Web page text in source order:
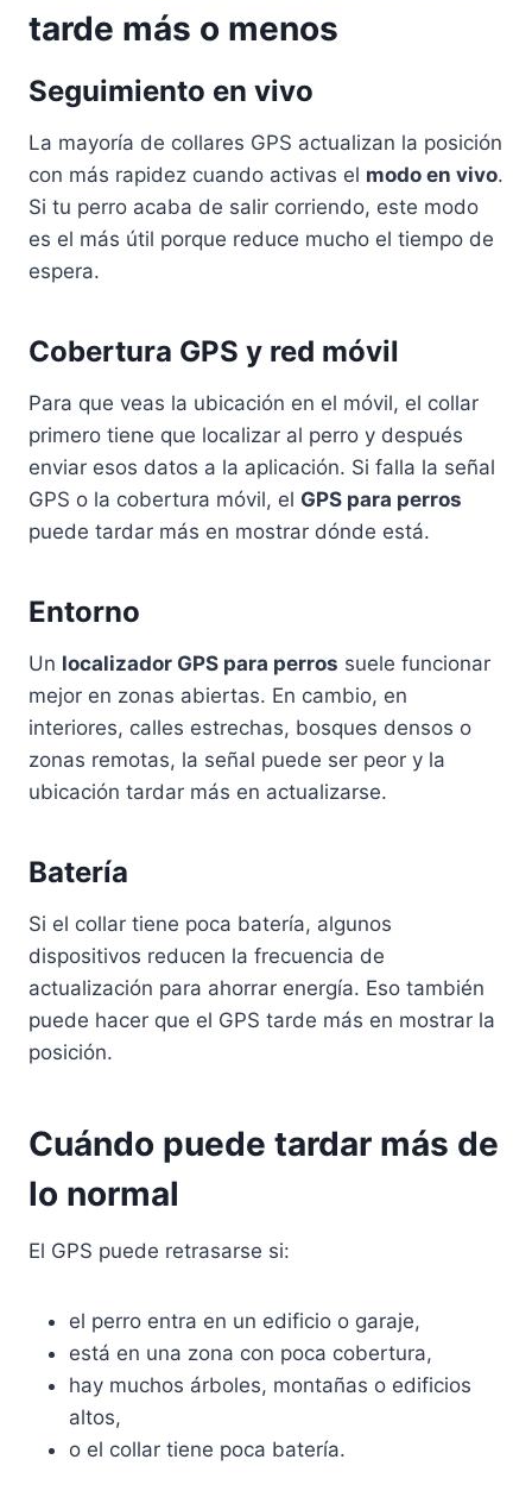
tarde más o menos
Seguimiento en vivo
La mayoría de collares GPS actualizan la posición
con más rapidez cuando activas el modo en vivo.
Si tu perro acaba de salir corriendo, este modo
es el más útil porque reduce mucho el tiempo de
espera.
Cobertura GPS y red móvil
Para que veas la ubicación en el móvil, el collar
primero tiene que localizar al perro y después
enviar esos datos a la aplicación. Si falla la señal
GPS o la cobertura móvil, el GPS para perros
puede tardar más en mostrar dónde está.
Entorno
Un localizador GPS para perros suele funcionar
mejor en zonas abiertas. En cambio, en
interiores, calles estrechas, bosques densos o
zonas remotas, la señal puede ser peor y la
ubicación tardar más en actualizarse.
Batería
Si el collar tiene poca batería, algunos
dispositivos reducen la frecuencia de
actualización para ahorrar energía. Eso también
puede hacer que el GPS tarde más en mostrar la
posición.
Cuándo puede tardar más de
lo normal
El GPS puede retrasarse si:
el perro entra en un edificio o garaje,
está en una zona con poca cobertura,
hay muchos árboles, montañas o edificios
altos,
o el collar tiene poca batería.